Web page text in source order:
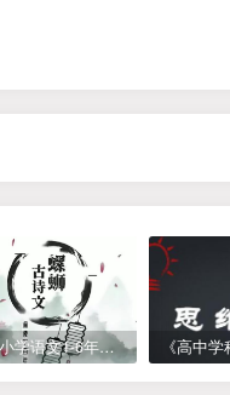
螺蛳小学语文1-6年级《小学古诗文》课程视频